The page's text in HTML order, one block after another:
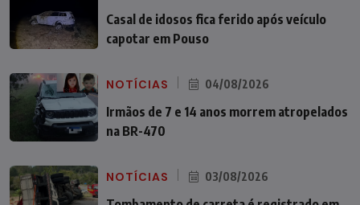
Casal de idosos fica ferido após veículo
capotar em Pouso
NOTÍCIAS 04/08/2026
Irmãos de 7 e 14 anos morrem atropelados
na BR-470
NOTÍCIAS 03/08/2026